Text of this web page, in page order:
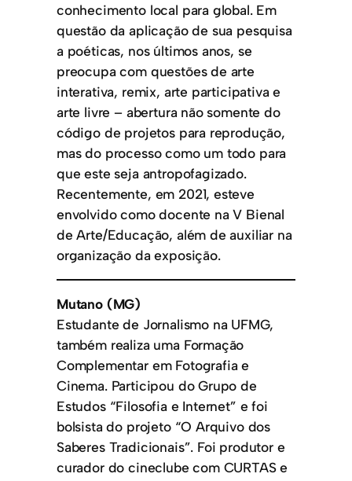
conhecimento local para global. Em
questão da aplicação de sua pesquisa
a poéticas, nos últimos anos, se
preocupa com questões de arte
interativa, remix, arte participativa e
arte livre – abertura não somente do
código de projetos para reprodução,
mas do processo como um todo para
que este seja antropofagizado.
Recentemente, em 2021, esteve
envolvido como docente na V Bienal
de Arte/Educação, além de auxiliar na
organização da exposição.
Mutano (MG)
Estudante de Jornalismo na UFMG,
também realiza uma Formação
Complementar em Fotografia e
Cinema. Participou do Grupo de
Estudos “Filosofia e Internet” e foi
bolsista do projeto “O Arquivo dos
Saberes Tradicionais”. Foi produtor e
curador do cineclube com CURTAS e